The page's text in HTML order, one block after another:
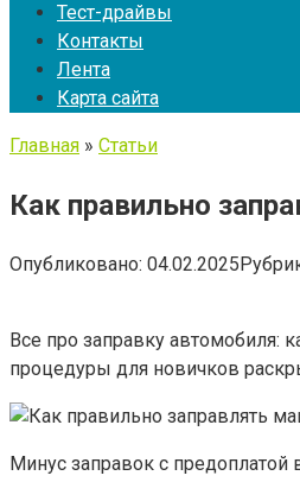
Тест-драйвы
Контакты
Лента
Карта сайта
Главная » Статьи
Как правильно
Опубликовано: 04.02.2025
Все про заправку автомобиля:
процедуры для новичков
Минус заправок с предоплатой